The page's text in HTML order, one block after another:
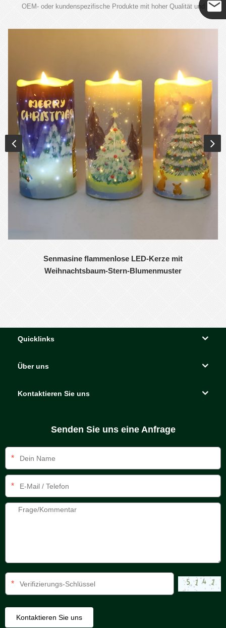
OEM- oder kundenspezifische Produkte mit hoher Qualität und
Senmasine flammenlose LED-Kerze mit
Weihnachtsbaum-Stern-Blumenmuster
Quicklinks
Über uns
Kontaktieren Sie uns
Senden Sie uns eine Anfrage
*
*
*
Coco